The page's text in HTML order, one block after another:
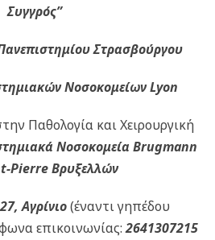
Συγγρός”
Στρασβούργου
Νοσοκομείων Lyon
Παθολογία και Χειρουργική
Νοσοκομεία Brugmann
Pierre Βρυξελλών
Αγρίνιο(έναντι γηπέδου
επικοινωνίας:2641307215